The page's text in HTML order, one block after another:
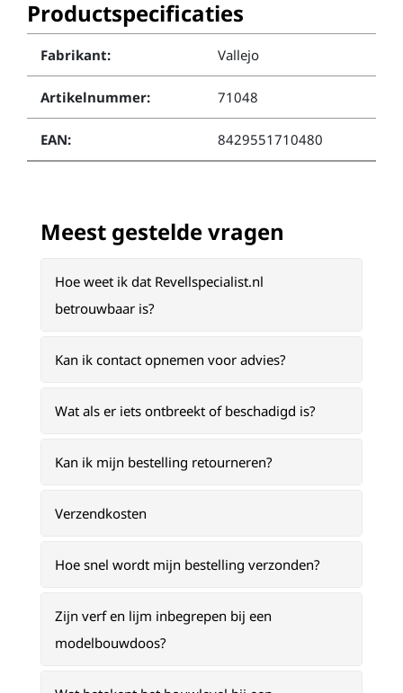
Productspecificaties
Fabrikant: Vallejo
Artikelnummer: 71048
EAN: 8429551710480
Meest gestelde vragen
Hoe weet ik dat Revellspecialist.nl
betrouwbaar is?
Kan ik contact opnemen voor advies?
Wat als er iets ontbreekt of beschadigd is?
Kan ik mijn bestelling retourneren?
Verzendkosten
Hoe snel wordt mijn bestelling verzonden?
Zijn verf en lijm inbegrepen bij een
modelbouwdoos?